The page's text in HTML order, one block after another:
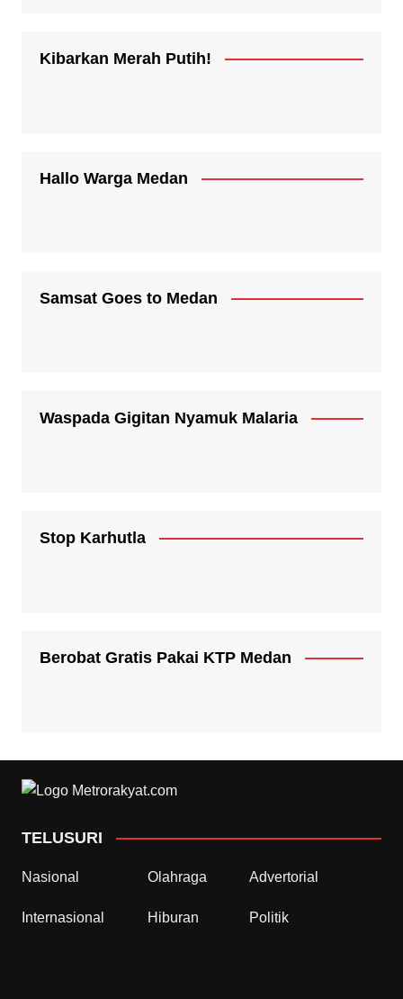
Kibarkan Merah Putih!
Hallo Warga Medan
Samsat Goes to Medan
Waspada Gigitan Nyamuk Malaria
Stop Karhutla
Berobat Gratis Pakai KTP Medan
TELUSURI
Nasional Olahraga Advertorial
Internasional Hiburan Politik